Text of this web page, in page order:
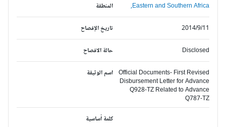
المنطقة Eastern and Southern Africa,
تاريخ الإفصاح 2014/9/11
حالة الافصاح Disclosed
اسم الوثيقة Official Documents- First Revised
Disbursement Letter for Advance
Q928-TZ Related to Advance
Q787-TZ
كلمة أساسية